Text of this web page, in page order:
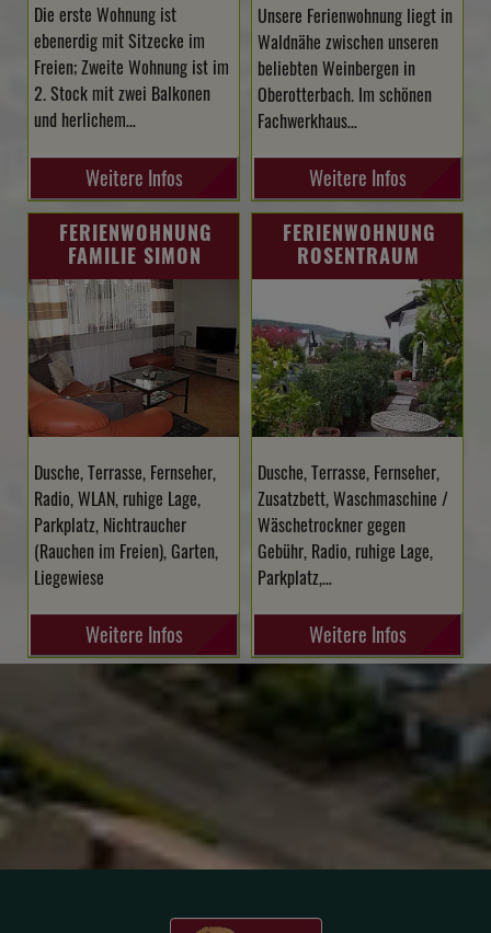
Die erste Wohnung ist
ebenerdig mit Sitzecke im
Freien; Zweite Wohnung ist im
2. Stock mit zwei Balkonen
und herlichem…
Weitere Infos
Unsere Ferienwohnung liegt in
Waldnähe zwischen unseren
beliebten Weinbergen in
Oberotterbach. Im schönen
Fachwerkhaus…
Weitere Infos
FERIENWOHNUNG
FAMILIE SIMON
Dusche, Terrasse, Fernseher,
Radio, WLAN, ruhige Lage,
Parkplatz, Nichtraucher
(Rauchen im Freien), Garten,
Liegewiese
Weitere Infos
FERIENWOHNUNG
ROSENTRAUM
Dusche, Terrasse, Fernseher,
Zusatzbett, Waschmaschine /
Wäschetrockner gegen
Gebühr, Radio, ruhige Lage,
Parkplatz,…
Weitere Infos